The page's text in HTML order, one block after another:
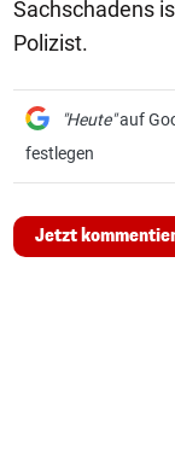
Sachschadens
Polizist.
"Heute"auf
festlegen
Jetzt